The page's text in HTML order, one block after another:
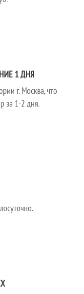
1 ДНЯ
г. Москва, что
за 1-2 дня.